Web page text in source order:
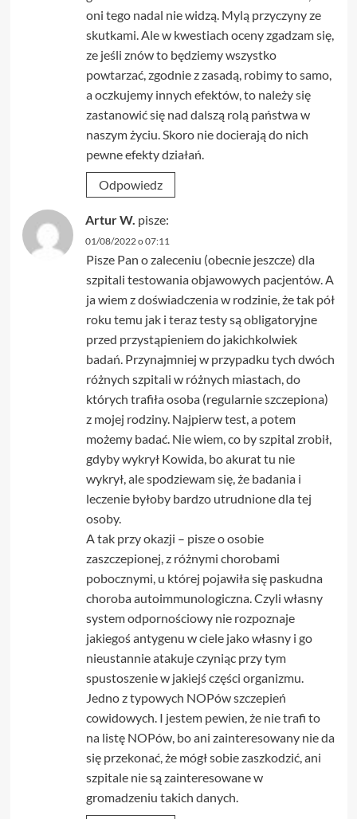
oni tego nadal nie widzą. Mylą przyczyny ze
skutkami. Ale w kwestiach oceny zgadzam się,
ze jeśli znów to będziemy wszystko
powtarzać, zgodnie z zasadą, robimy to samo,
a oczkujemy innych efektów, to należy się
zastanowić się nad dalszą rolą państwa w
naszym życiu. Skoro nie docierają do nich
pewne efekty działań.
Odpowiedz
Artur W. pisze:
01/08/2022 o 07:11
Pisze Pan o zaleceniu (obecnie jeszcze) dla
szpitali testowania objawowych pacjentów. A
ja wiem z doświadczenia w rodzinie, że tak pół
roku temu jak i teraz testy są obligatoryjne
przed przystąpieniem do jakichkolwiek
badań. Przynajmniej w przypadku tych dwóch
różnych szpitali w różnych miastach, do
których trafiła osoba (regularnie szczepiona)
z mojej rodziny. Najpierw test, a potem
możemy badać. Nie wiem, co by szpital zrobił,
gdyby wykrył Kowida, bo akurat tu nie
wykrył, ale spodziewam się, że badania i
leczenie byłoby bardzo utrudnione dla tej
osoby.
A tak przy okazji – pisze o osobie
zaszczepionej, z różnymi chorobami
pobocznymi, u której pojawiła się paskudna
choroba autoimmunologiczna. Czyli własny
system odpornościowy nie rozpoznaje
jakiegoś antygenu w ciele jako własny i go
nieustannie atakuje czyniąc przy tym
spustoszenie w jakiejś części organizmu.
Jedno z typowych NOPów szczepień
cowidowych. I jestem pewien, że nie trafi to
na listę NOPów, bo ani zainteresowany nie da
się przekonać, że mógł sobie zaszkodzić, ani
szpitale nie są zainteresowane w
gromadzeniu takich danych.